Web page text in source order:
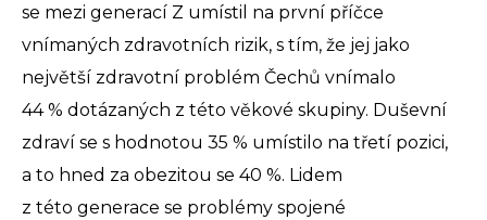
se mezi generací Z umístil na první příčce
vnímaných zdravotních rizik, s tím, že jej jako
největší zdravotní problém Čechů vnímalo
44 % dotázaných z této věkové skupiny. Duševní
zdraví se s hodnotou 35 % umístilo na třetí pozici,
a to hned za obezitou se 40 %. Lidem
z této generace se problémy spojené